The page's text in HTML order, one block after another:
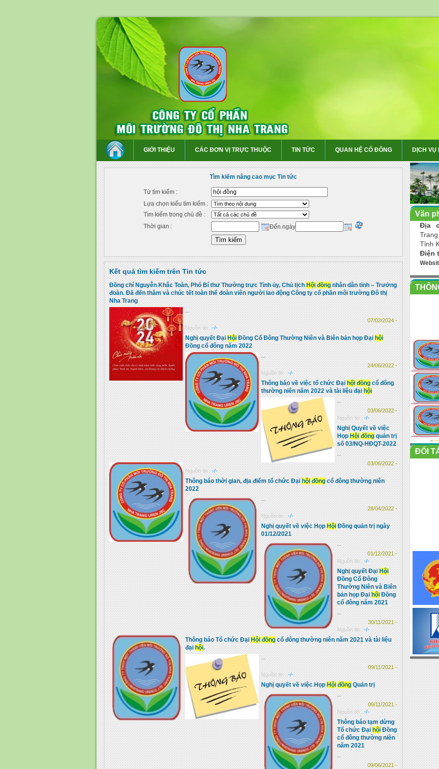
GIỚI THIỆU CÁC ĐƠN VỊ TRỰC THUỘC TIN TỨC QUAN HỆ CỔ ĐÔNG DỊCH VỤ
Tìm kiếm nâng cao mục Tin tức
Từ tìm kiếm :
Lựa chọn kiểu tìm kiếm :
Tìm kiếm trong chủ đề :
Thời gian :
Đến ngày
Kết quả tìm kiếm trên Tin tức
Đồng chí Nguyễn Khắc Toàn, Phó Bí thư Thường trực Tỉnh ủy, Chủ tịch Hội đồng nhân dân tỉnh – Trưởng
đoàn. Đã đến thăm và chúc tết toàn thể đoàn viên người lao động Công ty cổ phần môi trường Đô thị
Nha Trang
07/02/2024 -
Nguồn tin : -/-
Nghị quyết Đại Hội Đồng Cổ Đông Thường Niên và Biên bản họp Đại hội
Đồng cổ đông năm 2022
24/06/2022 -
Nguồn tin : -/-
Thông báo về việc tổ chức Đại hội đồng cổ đông
thường niên năm 2022 và tài liệu đại hội
03/06/2022 -
Nguồn tin : -/-
Nghị Quyết về việc
Họp Hội đồng quản trị
số 03/NQ-HĐQT-2022
03/06/2022 -
Nguồn tin : -/-
Thông báo thời gian, địa điểm tổ chức Đại hội đồng cổ đông thường niên
2022
28/04/2022 -
Nguồn tin : -/-
Nghị quyết về việc Họp Hội Đồng quản trị ngày
01/12/2021
01/12/2021 -
Nguồn tin : -/-
Nghị quyết Đại Hội
Đồng Cổ Đông
Thường Niên và Biên
bản họp Đại hội Đồng
cổ đông năm 2021
30/11/2021 -
Nguồn tin : -/-
Thông báo Tổ chức Đại Hội đồng cổ đông thường niên năm 2021 và tài liệu
đại hội.
09/11/2021 -
Nguồn tin : -/-
Nghị quyết về việc Họp Hội đồng Quản trị
09/11/2021 -
Nguồn tin : -/-
Thông báo tạm dừng
Tổ chức Đại hội Đồng
cổ đông thường niên
năm 2021
09/06/2021 -
Văn
Địa
Trang
Tỉnh
Điện
ĐỐI